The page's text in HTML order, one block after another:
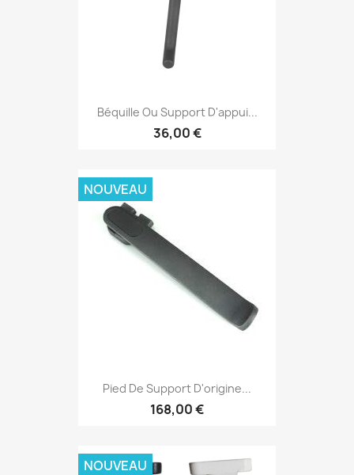
Béquille Ou Support D'appui...
36,00 €
Pied De Support D'origine...
168,00 €
NOUVEAU
NOUVEAU